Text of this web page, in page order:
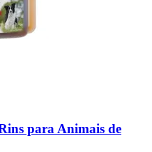
para Animais de